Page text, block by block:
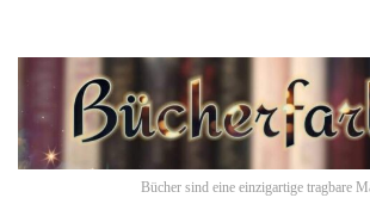
Bücher sind eine einzigartige tragbare